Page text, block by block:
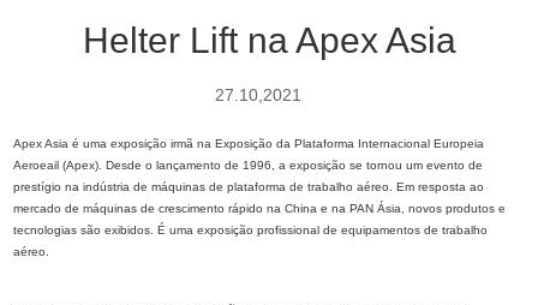
Helter Lift na Apex Asia
27.10,2021
Apex Asia é uma exposição irmã na Exposição da Plataforma Internacional Europeia
Aeroeail (Apex). Desde o lançamento de 1996, a exposição se tornou um evento de
prestígio na indústria de máquinas de plataforma de trabalho aéreo. Em resposta ao
mercado de máquinas de crescimento rápido na China e na PAN Ásia, novos produtos e
tecnologias são exibidos. É uma exposição profissional de equipamentos de trabalho
aéreo.